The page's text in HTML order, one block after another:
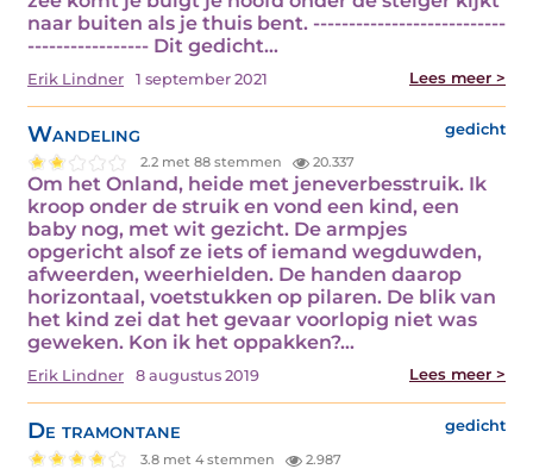
naar buiten als je thuis bent. ---------------------------
----------------- Dit gedicht…
Erik Lindner 1 september 2021 Lees meer >
Wandeling gedicht
2.2 met 88 stemmen 20.337
Om het Onland, heide met jeneverbesstruik. Ik
kroop onder de struik en vond een kind, een
baby nog, met wit gezicht. De armpjes
opgericht alsof ze iets of iemand wegduwden,
afweerden, weerhielden. De handen daarop
horizontaal, voetstukken op pilaren. De blik van
het kind zei dat het gevaar voorlopig niet was
geweken. Kon ik het oppakken?…
Erik Lindner 8 augustus 2019 Lees meer >
De tramontane gedicht
3.8 met 4 stemmen 2.987